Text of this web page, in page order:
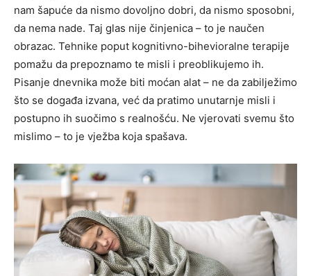
nam šapuće da nismo dovoljno dobri, da nismo sposobni,
da nema nade. Taj glas nije činjenica – to je naučen
obrazac. Tehnike poput kognitivno-bihevioralne terapije
pomažu da prepoznamo te misli i preoblikujemo ih.
Pisanje dnevnika može biti moćan alat – ne da zabilježimo
što se događa izvana, već da pratimo unutarnje misli i
postupno ih suočimo s realnošću. Ne vjerovati svemu što
mislimo – to je vježba koja spašava.